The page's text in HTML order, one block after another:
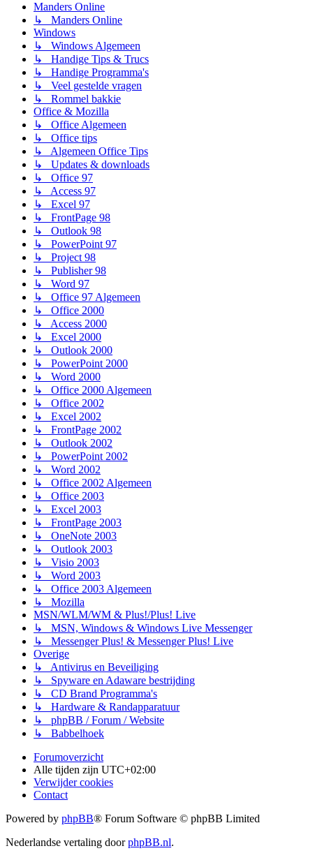
Manders Online
↳ Manders Online
Windows
↳ Windows Algemeen
↳ Handige Tips & Trucs
↳ Handige Programma's
↳ Veel gestelde vragen
↳ Rommel bakkie
Office & Mozilla
↳ Office Algemeen
↳ Office tips
↳ Algemeen Office Tips
↳ Updates & downloads
↳ Office 97
↳ Access 97
↳ Excel 97
↳ FrontPage 98
↳ Outlook 98
↳ PowerPoint 97
↳ Project 98
↳ Publisher 98
↳ Word 97
↳ Office 97 Algemeen
↳ Office 2000
↳ Access 2000
↳ Excel 2000
↳ Outlook 2000
↳ PowerPoint 2000
↳ Word 2000
↳ Office 2000 Algemeen
↳ Office 2002
↳ Excel 2002
↳ FrontPage 2002
↳ Outlook 2002
↳ PowerPoint 2002
↳ Word 2002
↳ Office 2002 Algemeen
↳ Office 2003
↳ Excel 2003
↳ FrontPage 2003
↳ OneNote 2003
↳ Outlook 2003
↳ Visio 2003
↳ Word 2003
↳ Office 2003 Algemeen
↳ Mozilla
MSN/WLM/WM & Plus!/Plus! Live
↳ MSN, Windows & Windows Live Messenger
↳ Messenger Plus! & Messenger Plus! Live
Overige
↳ Antivirus en Beveiliging
↳ Spyware en Adaware bestrijding
↳ CD Brand Programma's
↳ Hardware & Randapparatuur
↳ phpBB / Forum / Website
↳ Babbelhoek
Forumoverzicht
Alle tijden zijn UTC+02:00
Verwijder cookies
Contact
Powered by phpBB® Forum Software © phpBB Limited
Nederlandse vertaling doorphpBB.nl.